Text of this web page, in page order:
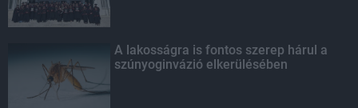
A lakosságra is fontos szerep hárul a
szúnyoginvázió elkerülésében